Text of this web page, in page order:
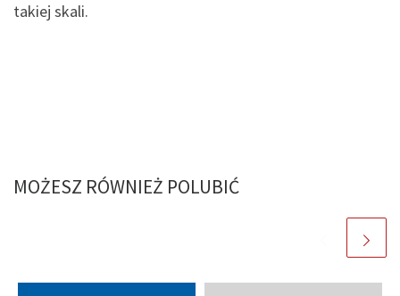
takiej skali.
MOŻESZ RÓWNIEŻ POLUBIĆ